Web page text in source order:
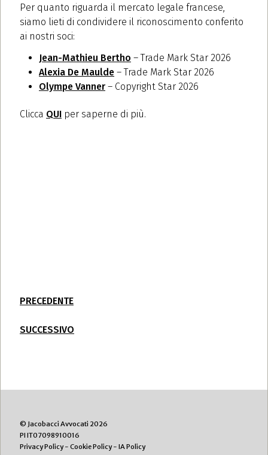
Per quanto riguarda il mercato legale francese,
siamo lieti di condividere il riconoscimento conferito
ai nostri soci:
Jean-Mathieu Bertho – Trade Mark Star 2026
Alexia De Maulde – Trade Mark Star 2026
Olympe Vanner – Copyright Star 2026
Clicca QUI per saperne di più.
PRECEDENTE
SUCCESSIVO
© Jacobacci Avvocati 2026
PI IT07098910016
Privacy Policy- Cookie Policy- IA Policy